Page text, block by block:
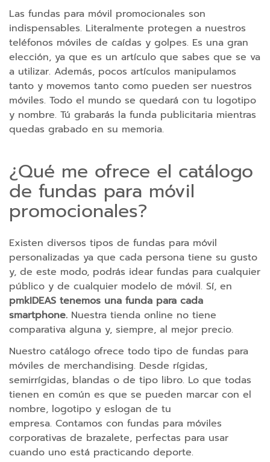
r
d
o
n
e
s
p
a
r
m
ó
v
i
l
A
c
c
e
s
o
r
i
o
s
o
r
d
e
n
a
d
o
Las fundas para móvil promocionales son
indispensables. Literalmente protegen a nuestros
teléfonos móviles de caídas y golpes. Es una gran
elección, ya que es un artículo que sabes que se va
a utilizar. Además, pocos artículos manipulamos
tanto y movemos tanto como pueden ser nuestros
móviles. Todo el mundo se quedará con tu logotipo
y nombre. Tú grabarás la funda publicitaria mientras
quedas grabado en su memoria.
¿Qué me ofrece el catálogo
de fundas para móvil
promocionales?
Existen diversos tipos de fundas para móvil
personalizadas ya que cada persona tiene su gusto
y, de este modo, podrás idear fundas para cualquier
público y de cualquier modelo de móvil. Sí, en
pmkIDEAS tenemos una funda para cada
smartphone. Nuestra tienda online no tiene
comparativa alguna y, siempre, al mejor precio.
Nuestro catálogo ofrece todo tipo de fundas para
móviles de merchandising. Desde rígidas,
semirrígidas, blandas o de tipo libro. Lo que todas
tienen en común es que se pueden marcar con el
nombre, logotipo y eslogan de tu
empresa. Contamos con fundas para móviles
corporativas de brazalete, perfectas para usar
cuando uno está practicando deporte.